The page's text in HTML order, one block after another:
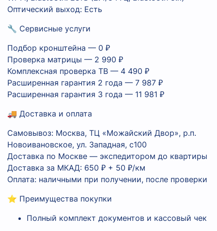
Оптический выход: Есть
🔧 Сервисные услуги
Подбор кронштейна — 0 ₽
Проверка матрицы — 2 990 ₽
Комплексная проверка ТВ — 4 490 ₽
Расширенная гарантия 2 года — 7 987 ₽
Расширенная гарантия 3 года — 11 981 ₽
🚚 Доставка и оплата
Самовывоз: Москва, ТЦ «Можайский Двор», р.п.
Новоивановское, ул. Западная, с100
Доставка по Москве — экспедитором до квартиры
Доставка за МКАД: 650 ₽ + 50 ₽/км
Оплата: наличными при получении, после проверки
⭐ Преимущества покупки
Полный комплект документов и кассовый чек